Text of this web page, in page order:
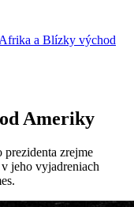
a Blízky východ
Ameriky
prezidenta zrejme
jeho vyjadreniach